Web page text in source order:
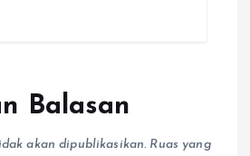
Balasan
akan dipublikasikan. Ruas yang